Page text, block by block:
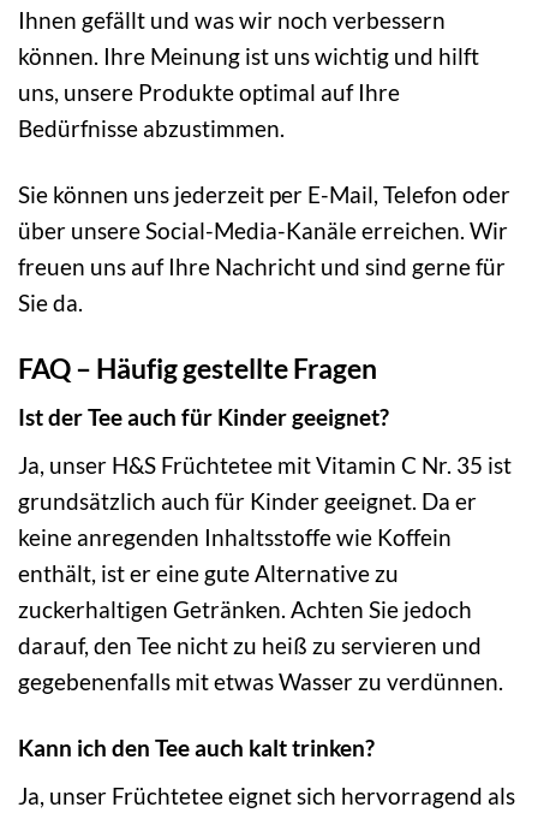
Ihnen gefällt und was wir noch verbessern
können. Ihre Meinung ist uns wichtig und hilft
uns, unsere Produkte optimal auf Ihre
Bedürfnisse abzustimmen.
Sie können uns jederzeit per E-Mail, Telefon oder
über unsere Social-Media-Kanäle erreichen. Wir
freuen uns auf Ihre Nachricht und sind gerne für
Sie da.
FAQ – Häufig gestellte Fragen
Ist der Tee auch für Kinder geeignet?
Ja, unser H&S Früchtetee mit Vitamin C Nr. 35 ist
grundsätzlich auch für Kinder geeignet. Da er
keine anregenden Inhaltsstoffe wie Koffein
enthält, ist er eine gute Alternative zu
zuckerhaltigen Getränken. Achten Sie jedoch
darauf, den Tee nicht zu heiß zu servieren und
gegebenenfalls mit etwas Wasser zu verdünnen.
Kann ich den Tee auch kalt trinken?
Ja, unser Früchtetee eignet sich hervorragend als